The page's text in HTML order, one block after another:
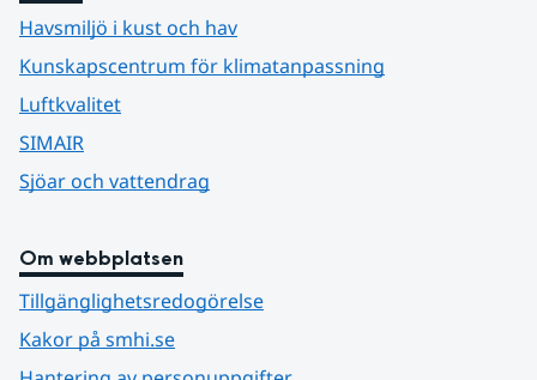
Havsmiljö i kust och hav
Kunskapscentrum för klimatanpassning
Luftkvalitet
SIMAIR
Sjöar och vattendrag
Om webbplatsen
Tillgänglighetsredogörelse
Kakor på smhi.se